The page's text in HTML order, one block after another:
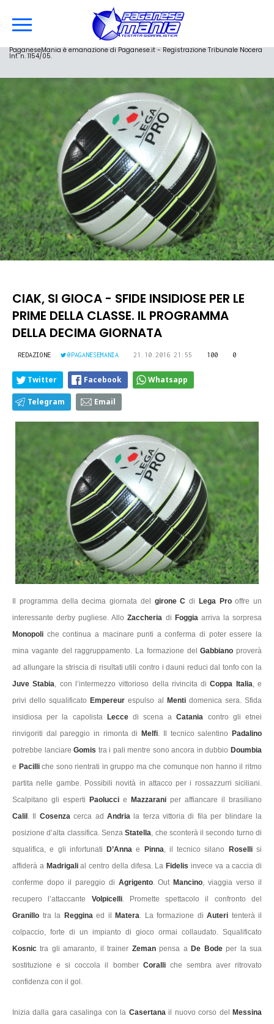
PaganeseMania è emanazione di Paganese.it - Registrazione Tribunale Nocera
Inf. n. 1154/05.
CIAK, SI GIOCA - SFIDE INSIDIOSE PER LE
PRIME DELLA CLASSE. IL PROGRAMMA
DELLA DECIMA GIORNATA
REDAZIONE @PAGANESEMANIA 21.10.2016 21:55 100 0
Twitter Facebook Whatsapp
Telegram Email
Il programma della decima giornata del girone C di Lega Prooffre un
interessante derby pugliese. AlloZaccheria di Foggia arriva la sorpresa
Monopoli che continua a macinare punti a conferma di poter essere la
mina vagante del raggruppamento. La formazione delGabbiano proverà
ad allungare la striscia di risultati utili contro i dauni reduci dal tonfo con la
Juve Stabia, con l’intermezzo vittorioso della rivincita diCoppa Italia, e
privi dello squalificato Empereurespulso al Menti domenica sera. Sfida
insidiosa per la capolista
Lecce di scena aCatania contro gli etnei
rinvigoriti dal pareggio in rimonta di
Melfi. Il tecnico salentino
Padalino
potrebbe lanciareGomis tra i pali mentre sono ancora in dubbio Doumbia
e Pacilliche sono rientrati in gruppo ma che comunque non hanno il ritmo
partita nelle gambe. Possibili novità in attacco per i rossazzurri siciliani.
Scalpitano gli esperti
Paolucci e Mazzarani per affiancare il brasiliano
Calil . Il Cosenzacerca ad Andria la terza vittoria di fila per blindare la
posizione d’alta classifica. SenzaStatella, che sconterà il secondo turno di
squalifica, e gli infortunati
D’Annae Pinna, il tecnico silano Rosellisi
affiderà a Madrigalial centro della difesa. La Fidelis invece va a caccia di
conferme dopo il pareggio di Agrigento. Out Mancino, viaggia verso il
recupero l’attaccante Volpicelli. Promette spettacolo il confronto del
Granillo tra la Reggina ed il Matera. La formazione di Auteri tenterà il
colpaccio, forte di un impianto di gioco ormai collaudato. Squalificato
Kosnictra gli amaranto, il trainer Zemanpensa a De Bodeper la sua
sostituzione e si coccola il bomber Coralli che sembra aver ritrovato
confidenza con il gol.
Inizia dalla gara casalinga con la Casertanail nuovo corso del
Messina